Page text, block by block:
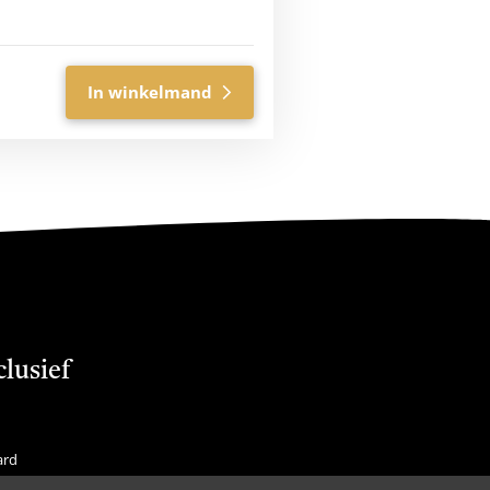
In winkelmand